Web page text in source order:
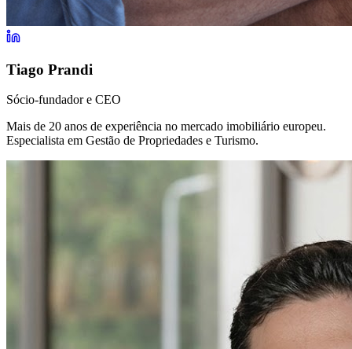
Tiago Prandi
Sócio-fundador e CEO
Mais de 20 anos de experiência no mercado imobiliário europeu.
Especialista em Gestão de Propriedades e Turismo.